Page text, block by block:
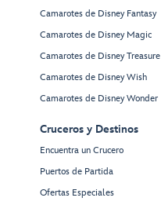
Camarotes de Disney Fantasy
Camarotes de Disney Magic
Camarotes de Disney Treasure
Camarotes de Disney Wish
Camarotes de Disney Wonder
Cruceros y Destinos
Encuentra un Crucero
Puertos de Partida
Ofertas Especiales